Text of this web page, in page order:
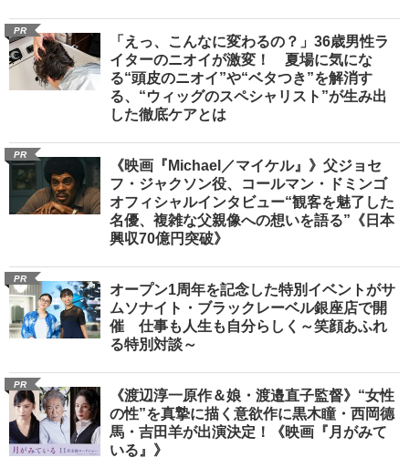
PR
「えっ、こんなに変わるの？」36歳男性ラ
イターのニオイが激変！ 夏場に気にな
る“頭皮のニオイ”や“ベタつき”を解消す
る、“ウィッグのスペシャリスト”が生み出
した徹底ケアとは
PR
《映画『Michael／マイケル』》父ジョセ
フ・ジャクソン役、コールマン・ドミンゴ
オフィシャルインタビュー“観客を魅了した
名優、複雑な父親像への想いを語る”《日本
興収70億円突破》
PR
オープン1周年を記念した特別イベントがサ
ムソナイト・ブラックレーベル銀座店で開
催 仕事も人生も自分らしく～笑顔あふれ
る特別対談～
PR
《渡辺淳一原作＆娘・渡邉直子監督》“女性
の性”を真摯に描く意欲作に黒木瞳・西岡德
馬・吉田羊が出演決定！《映画『月がみて
いる』》